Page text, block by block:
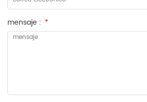
mensaje : *